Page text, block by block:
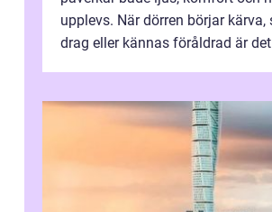
upplevs. När dörren börjar kärva,
drag eller kännas föråldrad är